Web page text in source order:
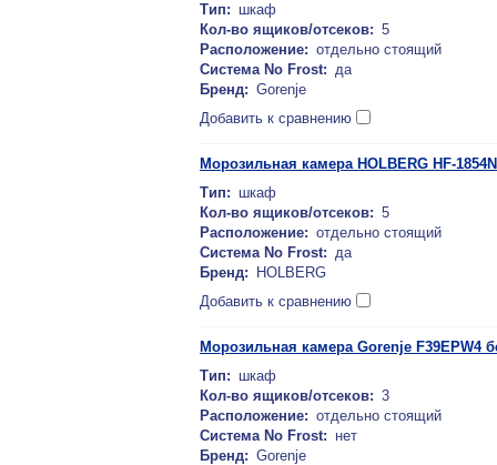
Тип: шкаф
Кол-во ящиков/отсеков: 5
Расположение: отдельно стоящий
Система No Frost: да
Бренд: Gorenje
Добавить к сравнению
Морозильная камера HOLBERG HF-
Тип: шкаф
Кол-во ящиков/отсеков: 5
Расположение: отдельно стоящий
Система No Frost: да
Бренд:
HOLBERG
Добавить к сравнению
Морозильная камера Gorenje F39EPW4
Тип: шкаф
Кол-во ящиков/отсеков: 3
Расположение: отдельно стоящий
Система No Frost: нет
Бренд: Gorenje